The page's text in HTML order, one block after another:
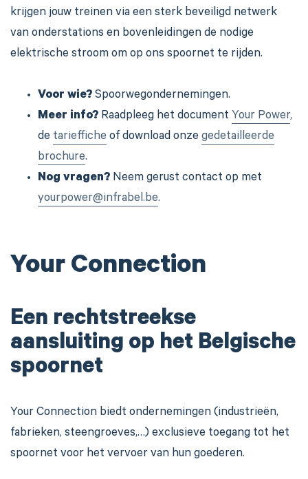
krijgen jouw treinen via een sterk beveiligd netwerk
van onderstations en bovenleidingen de nodige
elektrische stroom om op ons spoornet te rijden.
Voor wie? Spoorwegondernemingen.
Meer info? Raadpleeg het document Your Power,
de tarieffiche of download onze gedetailleerde
brochure.
Nog vragen? Neem gerust contact op met
yourpower@infrabel.be.
Your Connection
Een rechtstreekse
aansluiting op het Belgische
spoornet
Your Connection biedt ondernemingen (industrieën,
fabrieken, steengroeves,…) exclusieve toegang tot het
spoornet voor het vervoer van hun goederen.